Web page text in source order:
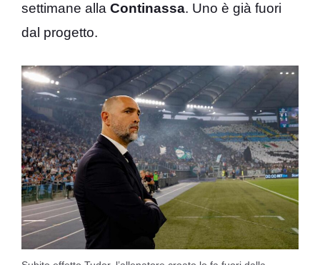
settimane alla Continassa. Uno è già fuori
dal progetto.